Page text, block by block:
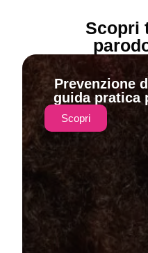
Scopri
Prevenzione
guida pratica
Scopri